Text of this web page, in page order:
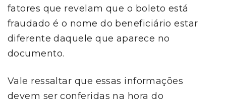
fatores que revelam que o boleto está
fraudado é o nome do beneficiário estar
diferente daquele que aparece no
documento.
Vale ressaltar que essas informações
devem ser conferidas na hora do